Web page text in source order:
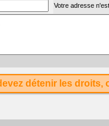
Votre adresse
détenir les